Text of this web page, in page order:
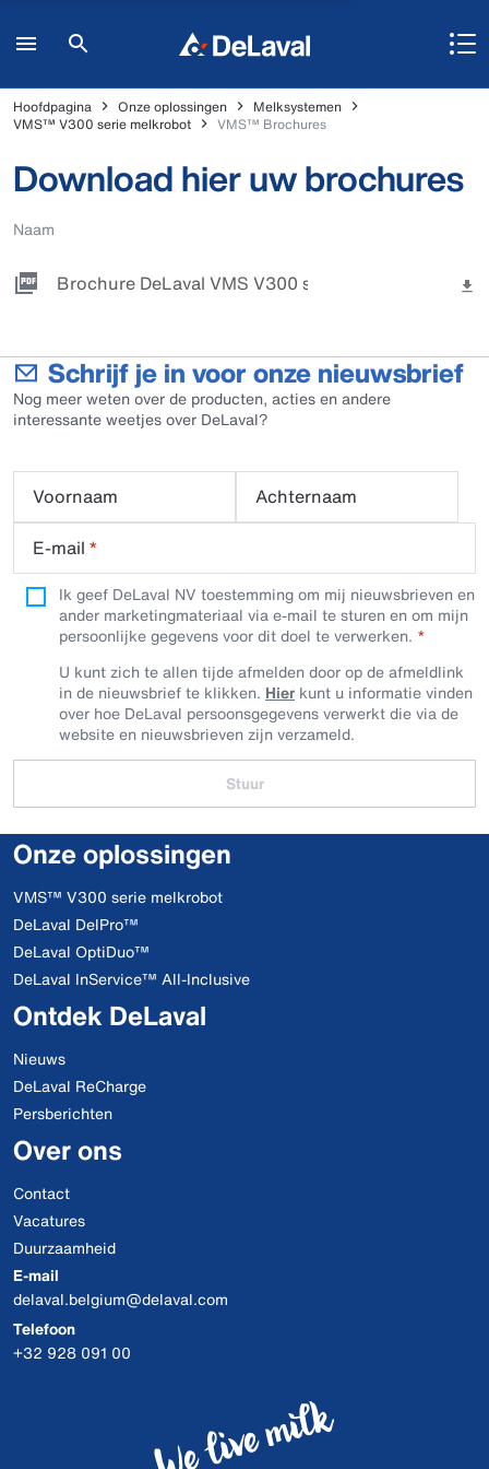
Hoofdpagina Onze oplossingen
Melksystemen
VMS™ V300 serie melkrobot
VMS™ Brochures
Download hier uw brochures
Naam
Brochure DeLaval VMS V300 serie - 2026
Schrijf je in voor onze nieuwsbrief
Nog meer weten over de producten, acties en andere
interessante weetjes over DeLaval?
Voornaam
Achternaam
E-mail *
Ik geef DeLaval NV toestemming om mij nieuwsbrieven en
ander marketingmateriaal via e-mail te sturen en om mijn
persoonlijke gegevens voor dit doel te verwerken.
U kunt zich te allen tijde afmelden door op de afmeldlink
in de nieuwsbrief te klikken. Hier kunt u informatie vinden
over hoe DeLaval persoonsgegevens verwerkt die via de
website en nieuwsbrieven zijn verzameld.
Stuur
Onze oplossingen
VMS™ V300 serie melkrobot
DeLaval DelPro™
DeLaval OptiDuo™
DeLaval InService™ All-Inclusive
Ontdek DeLaval
Nieuws
DeLaval ReCharge
Persberichten
Over ons
Contact
Vacatures
Duurzaamheid
E-mail
delaval.belgium@delaval.com
Telefoon
+32 928 091 00